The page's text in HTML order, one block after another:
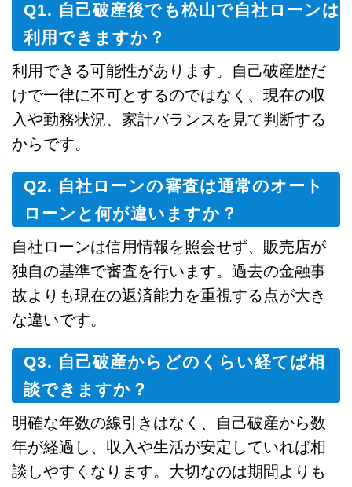
Q1. 自己破産後でも松山で自社ローンは
利用できますか？
利用できる可能性があります。自己破産歴だ
けで一律に不可とするのではなく、現在の収
入や勤務状況、家計バランスを見て判断する
からです。
Q2. 自社ローンの審査は通常のオート
ローンと何が違いますか？
自社ローンは信用情報を照会せず、販売店が
独自の基準で審査を行います。過去の金融事
故よりも現在の返済能力を重視する点が大き
な違いです。
Q3. 自己破産からどのくらい経てば相
談できますか？
明確な年数の線引きはなく、自己破産から数
年が経過し、収入や生活が安定していれば相
談しやすくなります。大切なのは期間よりも